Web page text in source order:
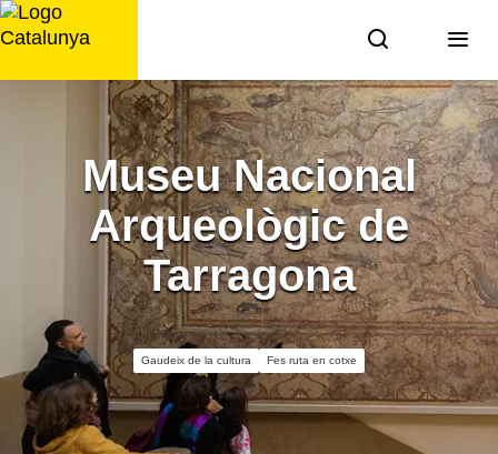
Saltar
al
Museu Nacional
Arqueològic de
Tarragona
Gaudeix de la cultura Fes ruta en cotxe